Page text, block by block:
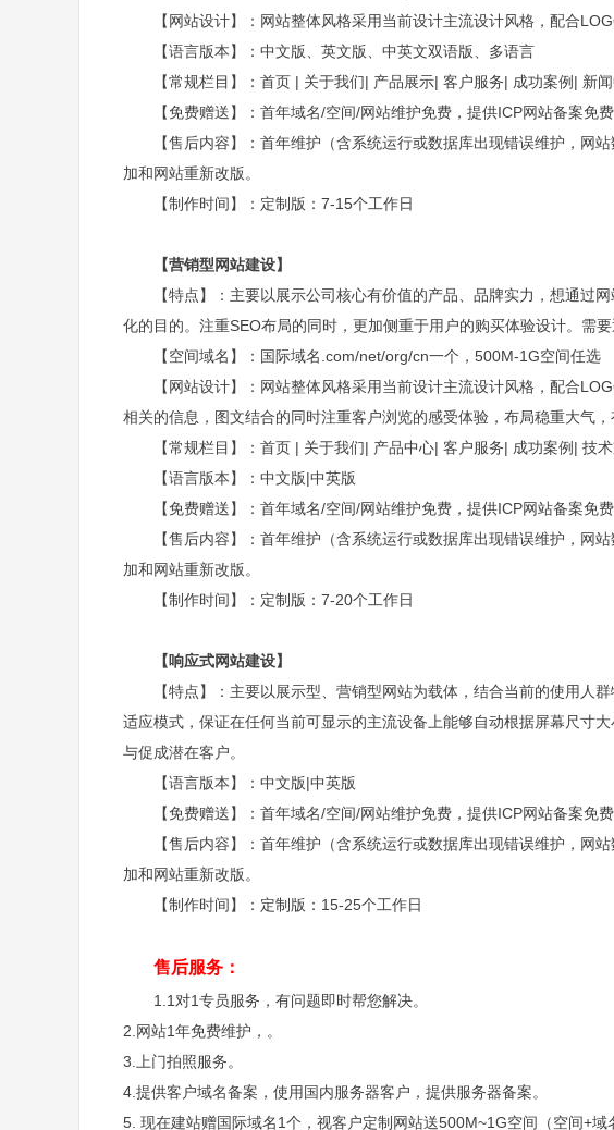
【网站设计】：网站整体风格采用当前设计主流设计风格，配合
【语言版本】：中文版、英文版、中英文双语版、多语言
【常规栏目】：首页 | 关于我们| 产品展示| 客户服务| 成功案例| 新
【免费赠送】：首年域名/空间/网站维护免费，提供ICP网站备案免费
【售后内容】：首年维护（含系统运行或数据库出现错误维护，网
加和网站重新改版。
【制作时间】：定制版：7-15个工作日
【营销型网站建设】
【特点】：主要以展示公司核心有价值的产品、品牌实力，想通过
化的目的。注重SEO布局的同时，更加侧重于用户的购买体验设计。需要
【空间域名】：国际域名.com/net/org/cn一个，500M-1G空间任选
【网站设计】：网站整体风格采用当前设计主流设计风格，配合
相关的信息，图文结合的同时注重客户浏览的感受体验，布局稳重大气，
【常规栏目】：首页 | 关于我们| 产品中心| 客户服务| 成功案例| 技
【语言版本】：中文版|中英版
【免费赠送】：首年域名/空间/网站维护免费，提供ICP网站备案免费
【售后内容】：首年维护（含系统运行或数据库出现错误维护，网
加和网站重新改版。
【制作时间】：定制版：7-20个工作日
【响应式网站建设】
【特点】：主要以展示型、营销型网站为载体，结合当前的使用人
适应模式，保证在任何当前可显示的主流设备上能够自动根据屏幕尺寸
与促成潜在客户。
【语言版本】：中文版|中英版
【免费赠送】：首年域名/空间/网站维护免费，提供ICP网站备案免费
【售后内容】：首年维护（含系统运行或数据库出现错误维护，网
加和网站重新改版。
【制作时间】：定制版：15-25个工作日
售后服务：
1.1对1专员服务，有问题即时帮您解决。
2.网站1年免费维护，。
3.上门拍照服务。
4.提供客户域名备案，使用国内服务器客户，提供服务器备案。
5. 现在建站赠国际域名1个，视客户定制网站送500M~1G空间（空间+域